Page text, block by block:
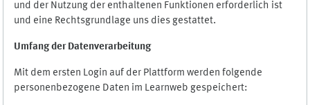
und der Nutzung der enthaltenen Funktionen erforderlich ist
und eine Rechtsgrundlage uns dies gestattet.
Umfang der Datenverarbeitung
Mit dem ersten Login auf der Plattform werden folgende
personenbezogene Daten im Learnweb gespeichert: